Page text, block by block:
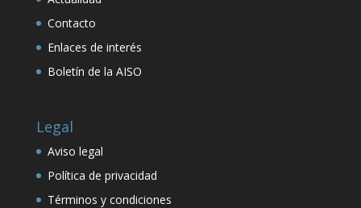
Contacto
Enlaces de interés
Boletín de la AISO
Legal
Aviso legal
Política de privacidad
Términos y condiciones